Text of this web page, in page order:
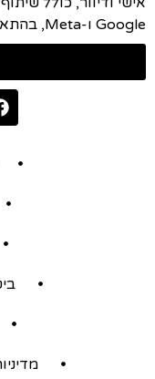
Google ו-Meta, בהתאם ל